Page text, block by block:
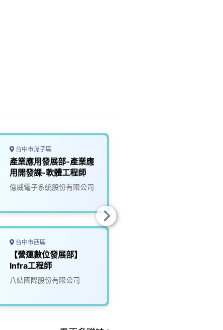
台中市潭子區
產業應用發展部-產業應
用開發課-軟體工程師
億威電子系統股份有限公司
台中市西區
【營運數位發展部】
Infra工程師
八結國際股份有限公司